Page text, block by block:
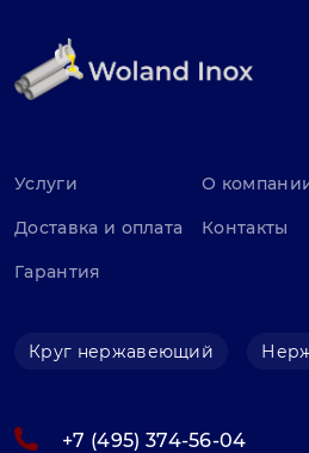
Услуги
Доставка и оплата
Гарантия
О
Контакты
Круг нержавеющий
+7 (495) 374-56-04